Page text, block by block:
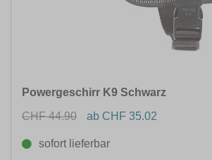
Powergeschirr K9 Schwarz
CHF 44.90
ab CHF 35.02
sofort lieferbar